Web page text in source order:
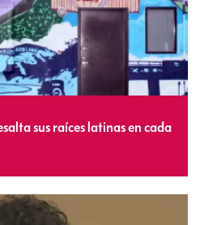
sus raíces latinas en cada